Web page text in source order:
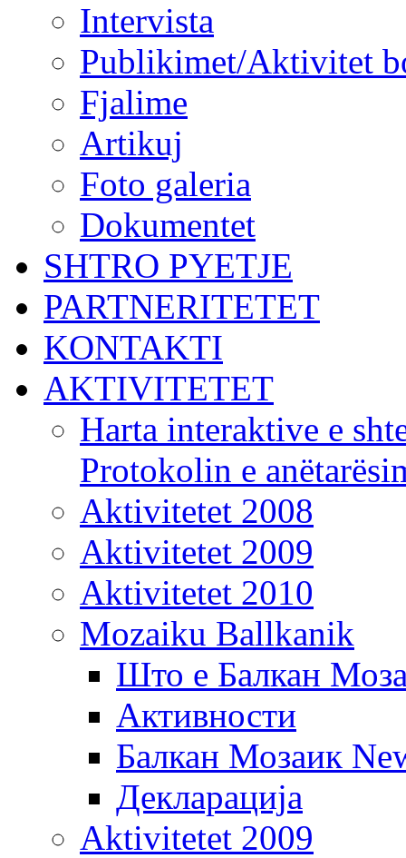
Intervista
Publikimet/Aktivitet
Fjalime
Artikuj
Foto galeria
Dokumentet
SHTRO PYETJE
PARTNERITETET
KONTAKTI
AKTIVITETET
Harta interaktive e
Protokolin e
Aktivitetet 2008
Aktivitetet 2009
Aktivitetet 2010
Mozaiku Ballkanik
Што е Балкан
Активности
Балкан Мозаик
Декларација
Aktivitetet 2009